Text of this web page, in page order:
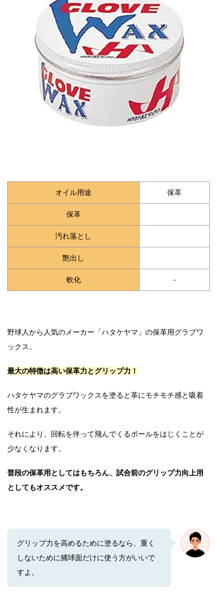
オイル用途 保革
保革
汚れ落とし
艶出し
軟化 -
野球人から人気のメーカー「ハタケヤマ」の保革用グラブワ
ックス。
最大の特徴は高い保革力とグリップ力！
ハタケヤマのグラブワックスを塗ると革にモチモチ感と吸着
性が生まれます。
それにより、回転を伴って飛んでくるボールをはじくことが
少なくなります。
普段の保革用としてはもちろん、試合前のグリップ力向上用
としてもオススメです。
グリップ力を高めるために塗るなら、重く
しないために捕球面だけに使う方がいいで
すよ。